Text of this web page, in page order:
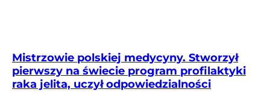
Mistrzowie polskiej medycyny. Stworzył
pierwszy na świecie program profilaktyki
raka jelita, uczył odpowiedzialności